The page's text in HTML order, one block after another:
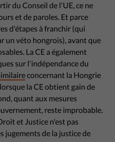
du Conseil de l'UE, ce ne
et de paroles. Et parce
d'étapes à franchir (qui
un véto hongrois), avant que
La CE a également
sur l'indépendance du
concernant la Hongrie
la CE obtient gain de
quant aux mesures
reste improbable.
et Justice n'est pas
jugements de la justice de